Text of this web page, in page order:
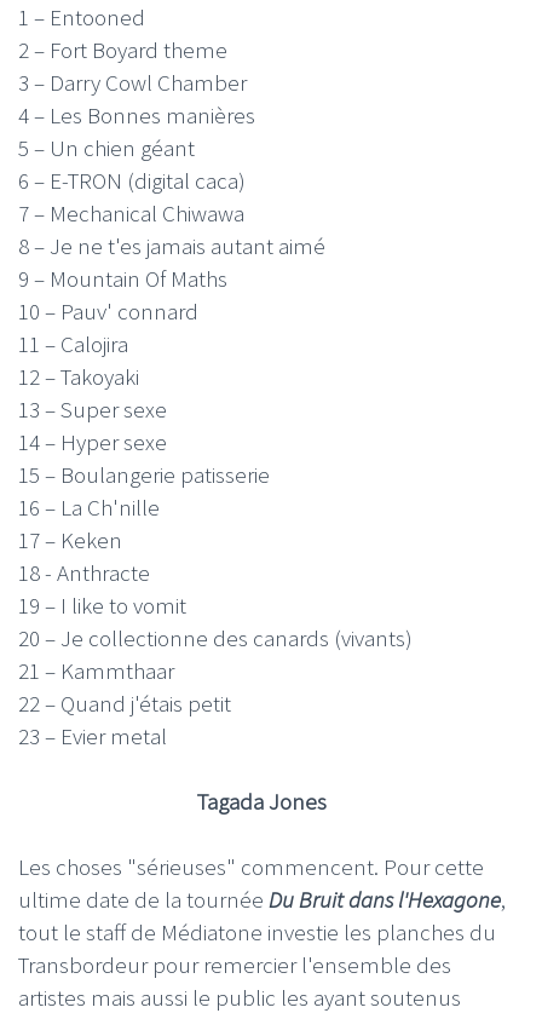
1 – Entooned
2 – Fort Boyard theme
3 – Darry Cowl Chamber
4 – Les Bonnes manières
5 – Un chien géant
6 – E-TRON (digital caca)
7 – Mechanical Chiwawa
8 – Je ne t'es jamais autant aimé
9 – Mountain Of Maths
10 – Pauv' connard
11 – Calojira
12 – Takoyaki
13 – Super sexe
14 – Hyper sexe
15 – Boulangerie patisserie
16 – La Ch'nille
17 – Keken
18 - Anthracte
19 – I like to vomit
20 – Je collectionne des canards (vivants)
21 – Kammthaar
22 – Quand j'étais petit
23 – Evier metal
Tagada Jones
Les choses "sérieuses" commencent. Pour cette
ultime date de la tournée Du Bruit dans l'Hexagone,
tout le staff de Médiatone investie les planches du
Transbordeur pour remercier l'ensemble des
artistes mais aussi le public les ayant soutenus